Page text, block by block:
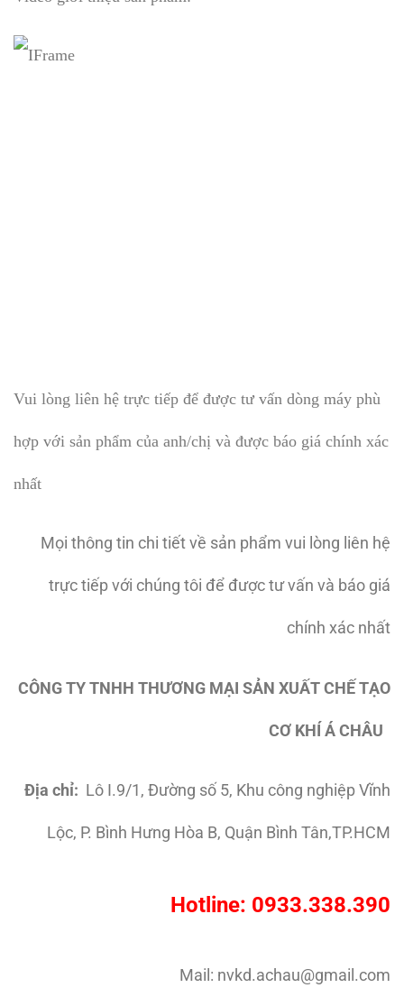
Vui lòng liên hệ trực tiếp để được tư vấn dòng máy phù
hợp với sản phẩm của anh/chị và được báo giá chính xác
nhất
Mọi thông tin chi tiết về sản phẩm vui lòng liên hệ
trực tiếp với chúng tôi để được tư vấn và báo giá
chính xác nhất
CÔNG TY TNHH THƯƠNG MẠI SẢN XUẤT CHẾ TẠO
CƠ KHÍ Á CHÂU
Địa chỉ: Lô I.9/1, Đường số 5, Khu công nghiệp Vĩnh
Lộc, P. Bình Hưng Hòa B, Quận Bình Tân,TP.HCM
Hotline: 0933.338.390
Mail: nvkd.achau@gmail.com